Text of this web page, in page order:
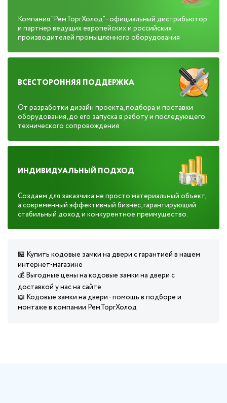
Компания "РемТоргХолод" - официальный дистрибьютор
и партнер ведущих европейских и российских
производителей промышленного оборудования
ВСЕСТОРОННЯЯ ПОДДЕРЖКА
От разработки дизайн проекта, подбора и поставки
оборудования, до его запуска в работу и последующего
технического сопровождения
ИНДИВИДУАЛЬНЫЙ ПОДХОД
Создаем для заказчика не просто материальный объект,
а современный эффективный бизнес, гарантирующий
стабильный доход и конкурентное преимущество.
🏪 Купить кодовые замки на двери с гарантией в нашем
интернет-магазине
💰 Выгодные цены на кодовые замки на двери с
доставкой у нас на сайте
📖 Кодовые замки на двери - помощь в подборе и
монтаже в компании РемТоргХолод